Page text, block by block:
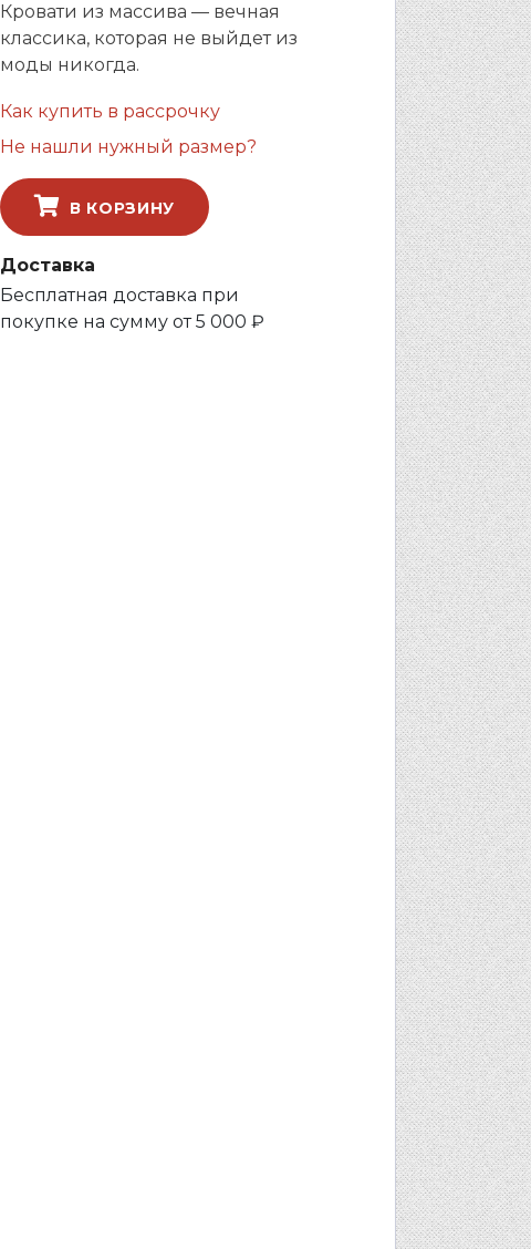
Кровати из массива — вечная
классика, которая не выйдет из
моды никогда.
Как купить в рассрочку
Не нашли нужный размер?
В КОРЗИНУ
Доставка
Бесплатная доставка при
покупке на сумму от 5 000 ₽